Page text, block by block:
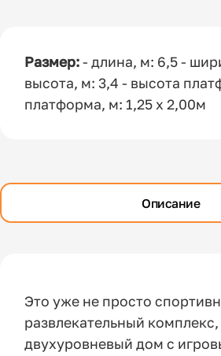
Размер:- длина, м: 6,5 -
высота, м: 3,4 - высота
платформа, м: 1,25 x 2,00м
Описание
Это уже не просто
развлекательный комплекс,
двухуровневый дом с